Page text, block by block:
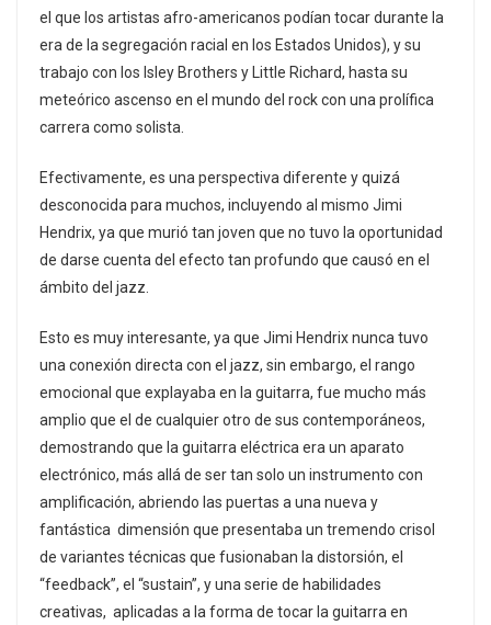
el que los artistas afro-americanos podían tocar durante la
era de la segregación racial en los Estados Unidos), y su
trabajo con los Isley Brothers y Little Richard, hasta su
meteórico ascenso en el mundo del rock con una prolífica
carrera como solista.
Efectivamente, es una perspectiva diferente y quizá
desconocida para muchos, incluyendo al mismo Jimi
Hendrix, ya que murió tan joven que no tuvo la oportunidad
de darse cuenta del efecto tan profundo que causó en el
ámbito del jazz.
Esto es muy interesante, ya que Jimi Hendrix nunca tuvo
una conexión directa con el jazz, sin embargo, el rango
emocional que explayaba en la guitarra, fue mucho más
amplio que el de cualquier otro de sus contemporáneos,
demostrando que la guitarra eléctrica era un aparato
electrónico, más allá de ser tan solo un instrumento con
amplificación, abriendo las puertas a una nueva y
fantástica dimensión que presentaba un tremendo crisol
de variantes técnicas que fusionaban la distorsión, el
“feedback”, el “sustain”, y una serie de habilidades
creativas, aplicadas a la forma de tocar la guitarra en